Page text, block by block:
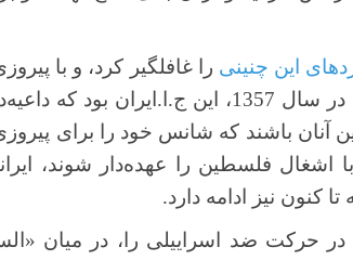
این چنینی را غافلگیر کرد، و با
سید روح الله خمینی در ایران در سال
این آنان باشند که شانس خود را برای
فلسطین را عهده‌دار شوند،
کنون نیز ادامه دارد.